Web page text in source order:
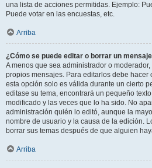
una lista de acciones permitidas. Ejemplo:
Puede votar en las encuestas, etc.
Arriba
¿Cómo se puede editar o borrar un
A menos que sea administrador o
propios mensajes. Para editarlos debe hacer
esta opción solo es válida durante un cierto
editase su tema, encontrará un pequeño
modificado y las veces que lo ha sido. No
administración quién lo editó, aunque la
nombre de usuario y la causa de la edición.
borrar sus temas después de que alguien
Arriba